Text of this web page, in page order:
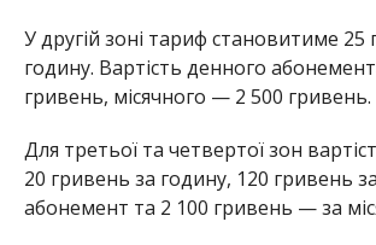
У другій зоні тариф становитиме 25
годину. Вартість денного
гривень, місячного — 2 500 гривень.
Для третьої та четвертої зон
20 гривень за годину, 120 гривень
абонемент та 2 100 гривень — за